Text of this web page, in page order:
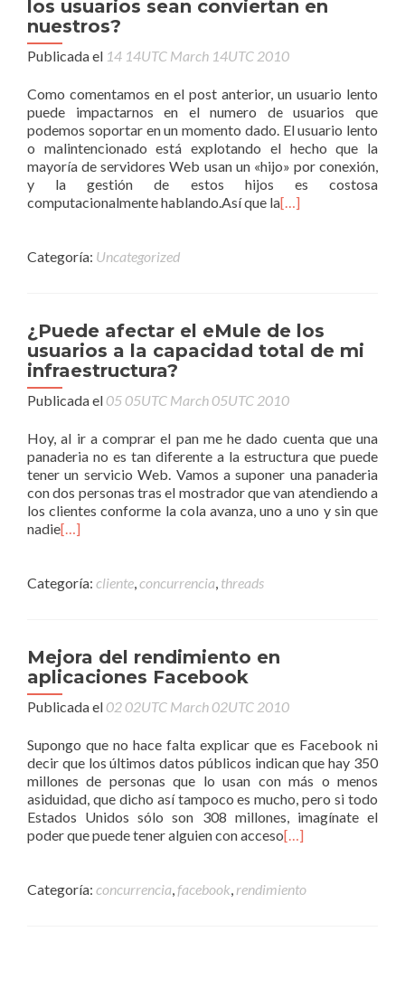
los usuarios sean conviertan en
nuestros?
Publicada el 14 14UTC March 14UTC 2010
Como comentamos en el post anterior, un usuario lento
puede impactarnos en el numero de usuarios que
podemos soportar en un momento dado. El usuario lento
o malintencionado está explotando el hecho que la
mayoría de servidores Web usan un «hijo» por conexión,
y la gestión de estos hijos es costosa
computacionalmente hablando.Así que la[…]
Categoría: Uncategorized
¿Puede afectar el eMule de los
usuarios a la capacidad total de mi
infraestructura?
Publicada el05 05UTC March 05UTC 2010
Hoy, al ir a comprar el pan me he dado cuenta que una
panaderia no es tan diferente a la estructura que puede
tener un servicio Web. Vamos a suponer una panaderia
con dos personas tras el mostrador que van atendiendo a
los clientes conforme la cola avanza, uno a uno y sin que
nadie[…]
Categoría: cliente,concurrencia, threads
Mejora del rendimiento en
aplicaciones Facebook
Publicada el02 02UTC March 02UTC 2010
Supongo que no hace falta explicar que es Facebook ni
decir que los últimos datos públicos indican que hay 350
millones de personas que lo usan con más o menos
asiduidad, que dicho así tampoco es mucho, pero si todo
Estados Unidos sólo son 308 millones, imagínate el
poder que puede tener alguien con acceso[…]
Categoría: concurrencia,facebook, rendimiento